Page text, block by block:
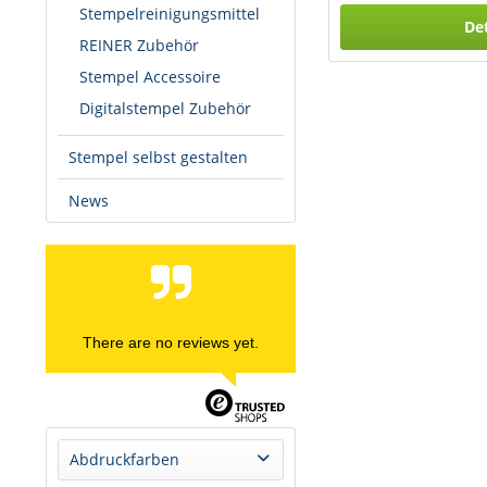
Stempelreinigungsmittel
REINER Zubehör
Stempel Accessoire
Digitalstempel Zubehör
Stempel selbst gestalten
News
There are no reviews yet.
Abdruckfarben